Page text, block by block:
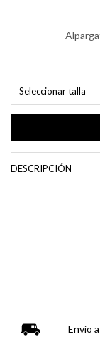
Seleccionar talla
DESCRIPCIÓN
Envío